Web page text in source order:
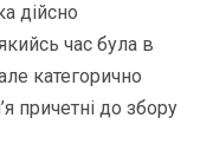
дійсно
час була в
категорично
причетні до збору